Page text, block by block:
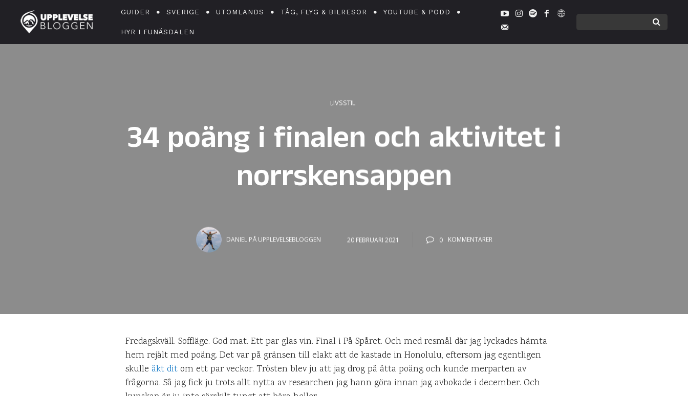
GUIDER SVERIGE UTOMLANDS TÅG, FLYG & BILRESOR YOUTUBE & PODD
HYR I FUNÄSDALEN
LIVSSTIL
34 poäng i finalen och aktivitet i
norrskensappen
DANIEL PÅ UPPLEVELSEBLOGGEN 20 FEBRUARI 2021 0 KOMMENTARER
Fredagskväll. Soffläge. God mat. Ett par glas vin. Final i På Spåret. Och med resmål där jag lyckades hämta
hem rejält med poäng. Det var på gränsen till elakt att de kastade in Honolulu, eftersom jag egentligen
skulle åkt ditom ett par veckor. Trösten blev ju att jag drog på åtta poäng och kunde merparten av
frågorna. Så jag fick ju trots allt nytta av researchen jag hann göra innan jag avbokade i december. Och